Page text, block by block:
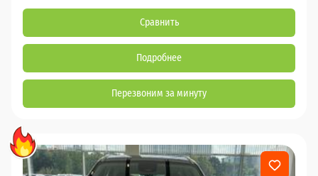
Сравнить
Подробнее
Перезвоним за минуту